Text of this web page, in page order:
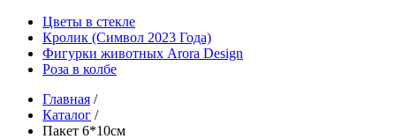
Цветы в стекле
Кролик (Символ 2023 Года)
Фигурки животных Arora Design
Роза в колбе
Главная /
Каталог /
Пакет 6*10см